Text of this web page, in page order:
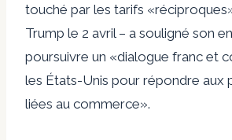
touché par les tarifs
Trump le 2 avril – a souligné son
poursuivre un «dialogue franc et
les États-Unis pour répondre aux
liées au commerce».